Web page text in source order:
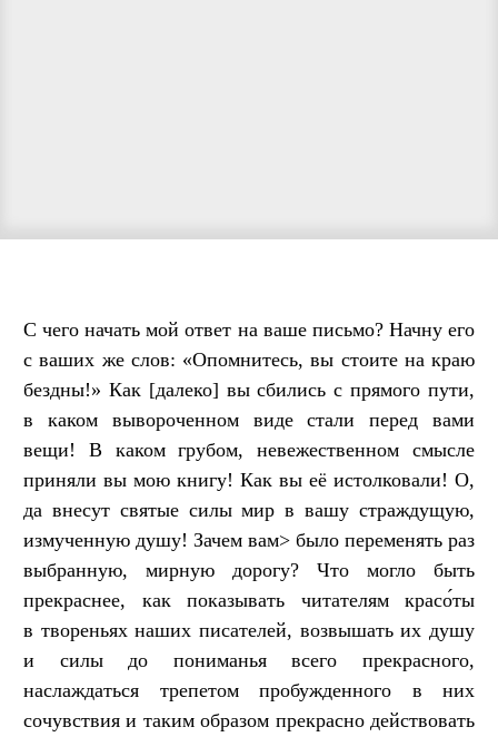
С чего начать мой ответ на ваше письмо? Начну его
с ваших же слов: «Опомнитесь, вы стоите на краю
бездны!» Как [далеко] вы сбились с прямого пути,
в каком вывороченном виде стали перед вами
вещи! В каком грубом, невежественном смысле
приняли вы мою книгу! Как вы её истолковали! О,
да внесут святые силы мир в вашу страждущую,
измученную душу! Зачем вам> было переменять раз
выбранную, мирную дорогу? Что могло быть
прекраснее, как показывать читателям красо́ты
в твореньях наших писателей, возвышать их душу
и силы до пониманья всего прекрасного,
наслаждаться трепетом пробужденного в них
сочувствия и таким образом прекрасно действовать